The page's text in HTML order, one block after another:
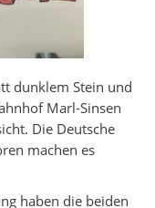
dunklem Stein und
Marl-Sinsen
Die Deutsche
machen es
haben die beiden